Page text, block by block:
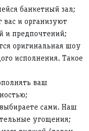
банкетный зал;
и организуют
и предпочтений;
оригинальная шоу
исполнения. Такое
ваш
сами. Наш
угощения;